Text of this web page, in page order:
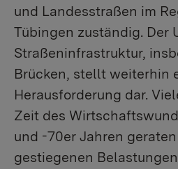
und Landesstraßen im
Tübingen zuständig. Der
Straßeninfrastruktur,
Brücken, stellt weiterhin
Herausforderung dar.
Zeit des
und -70er Jahren
gestiegenen